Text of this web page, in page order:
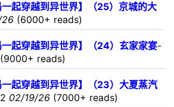
一起穿越到异世界】（25）京城的大
(6000+ reads)
一起穿越到异世界】（24）玄家家宴-
(9000+ reads)
一起穿越到异世界】（23）大夏蒸汽
02/19/26 (7000+ reads)